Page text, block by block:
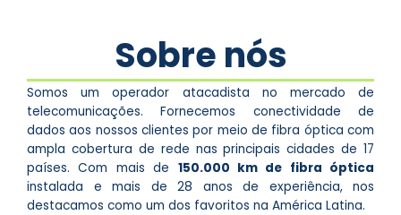
Sobre nós
Somos um operador atacadista no mercado de
telecomunicações. Fornecemos conectividade de
dados aos nossos clientes por meio de fibra óptica com
ampla cobertura de rede nas principais cidades de 17
países. Com mais de 150.000 km de fibra óptica
instalada e mais de 28 anos de experiência, nos
destacamos como um dos favoritos na América Latina.